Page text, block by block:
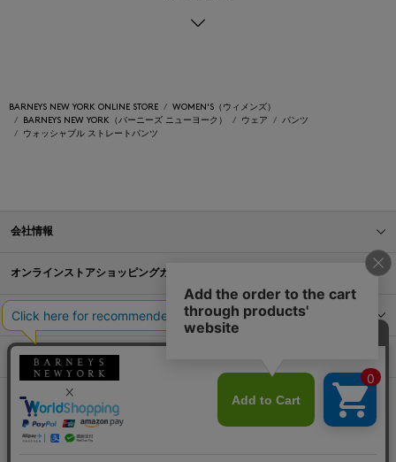
BARNEYS NEW YORK ONLINE STORE
WOMEN'S（ウィメンズ）
BARNEYS NEW YORK（バーニーズ ニューヨーク）
ウェア
パンツ
ウォッシャブル ストレートパンツ
会社情報
オンラインストアショッピングガイド
店舗情報
サービス
BLOG